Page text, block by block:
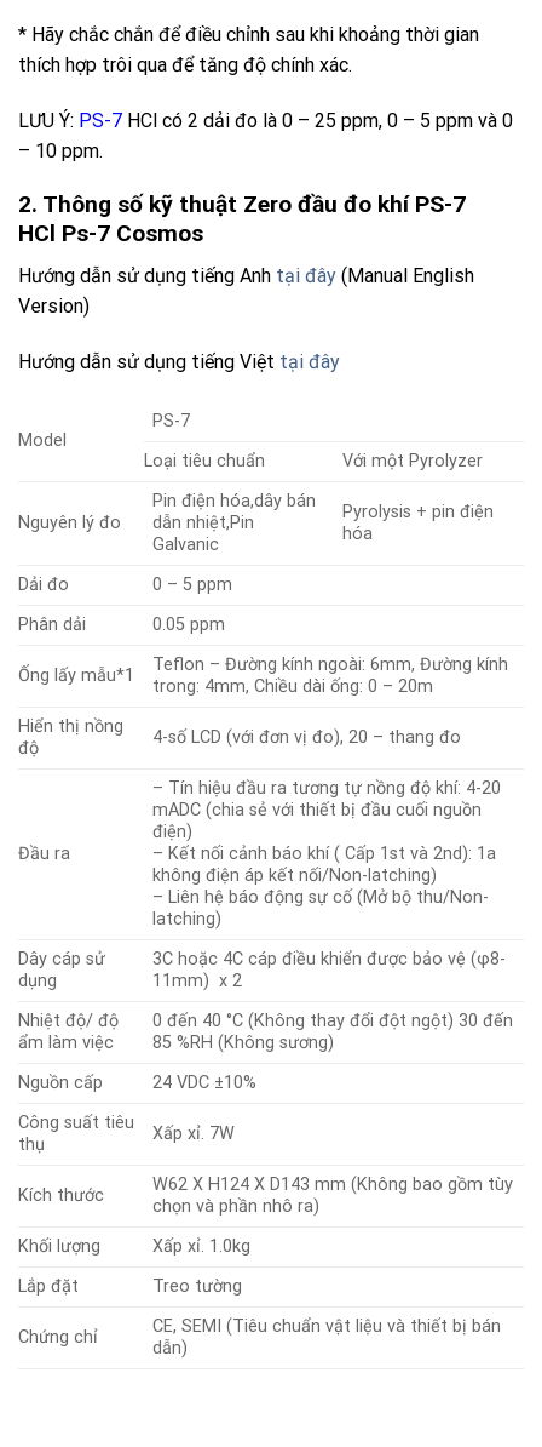
* Hãy chắc chắn để điều chỉnh sau khi khoảng thời gian
thích hợp trôi qua để tăng độ chính xác.
LƯU Ý: PS-7 HCl có 2 dải đo là 0 – 25 ppm, 0 – 5 ppm và 0
– 10 ppm.
2. Thông số kỹ thuật Zero đầu đo khí PS-7
HCl Ps-7 Cosmos
Hướng dẫn sử dụng tiếng Anh tại đây (Manual English
Version)
Hướng dẫn sử dụng tiếng Việt tại đây
Model
PS-7
Loại tiêu chuẩn
Với một Pyrolyzer
Nguyên lý đo
Pin điện hóa,dây bán
dẫn nhiệt,Pin
Galvanic
Pyrolysis + pin điện
hóa
Dải đo
0 – 5 ppm
Phân dải
0.05 ppm
Ống lấy mẫu*1
Teflon – Đường kính ngoài: 6mm, Đường kính
trong: 4mm, Chiều dài ống: 0 – 20m
Hiển thị nồng
độ
4-số LCD (với đơn vị đo), 20 – thang đo
Đầu ra
– Tín hiệu đầu ra tương tự nồng độ khí: 4-20
mADC (chia sẻ với thiết bị đầu cuối nguồn
điện)
– Kết nối cảnh báo khí ( Cấp 1st và 2nd): 1a
không điện áp kết nối/Non-latching)
– Liên hệ báo động sự cố (Mở bộ thu/Non-
latching)
Dây cáp sử
dụng
3C hoặc 4C cáp điều khiển được bảo vệ (φ8-
11mm) x 2
Nhiệt độ/ độ
ẩm làm việc
0 đến 40 °C (Không thay đổi đột ngột) 30 đến
85 %RH (Không sương)
Nguồn cấp
24 VDC ±10%
Công suất tiêu
thụ
Xấp xỉ. 7W
Kích thước
W62 X H124 X D143 mm (Không bao gồm tùy
chọn và phần nhô ra)
Khối lượng
Xấp xỉ. 1.0kg
Lắp đặt
Treo tường
Chứng chỉ
CE, SEMI (Tiêu chuẩn vật liệu và thiết bị bán
dẫn)